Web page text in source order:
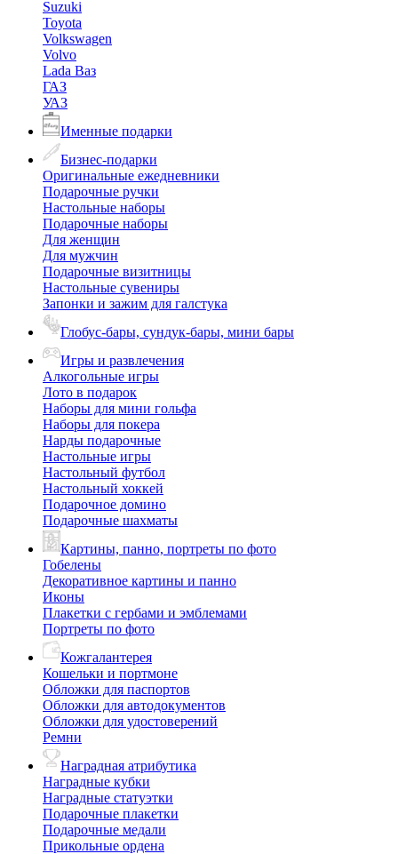
Suzuki
Toyota
Volkswagen
Volvo
Lada Ваз
ГАЗ
УАЗ
Именные подарки
Бизнес-подарки
Оригинальные ежедневники
Подарочные ручки
Настольные наборы
Подарочные наборы
Для женщин
Для мужчин
Подарочные визитницы
Настольные сувениры
Запонки и зажим для галстука
Глобус-бары, сундук-бары, мини бары
Игры и развлечения
Алкогольные игры
Лото в подарок
Наборы для мини гольфа
Наборы для покера
Нарды подарочные
Настольные игры
Настольный футбол
Настольный хоккей
Подарочное домино
Подарочные шахматы
Картины, панно, портреты по фото
Гобелены
Декоративное картины и панно
Иконы
Плакетки с гербами и эмблемами
Портреты по фото
Кожгалантерея
Кошельки и портмоне
Обложки для паспортов
Обложки для автодокументов
Обложки для удостоверений
Ремни
Наградная атрибутика
Наградные кубки
Наградные статуэтки
Подарочные плакетки
Подарочные медали
Прикольные ордена